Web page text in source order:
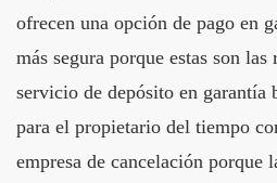
ofrecen una opción de pago en
más segura porque estas son las
servicio de depósito en garantía
para el propietario del tiempo
empresa de cancelación porque